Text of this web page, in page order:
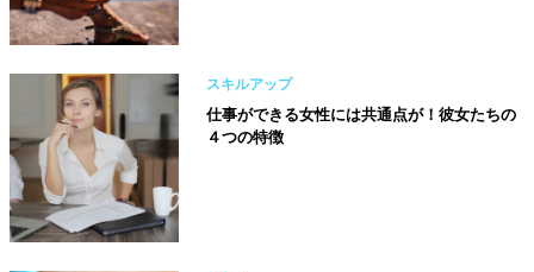
スキルアップ
仕事ができる女性には共通点が！彼女たちの
４つの特徴